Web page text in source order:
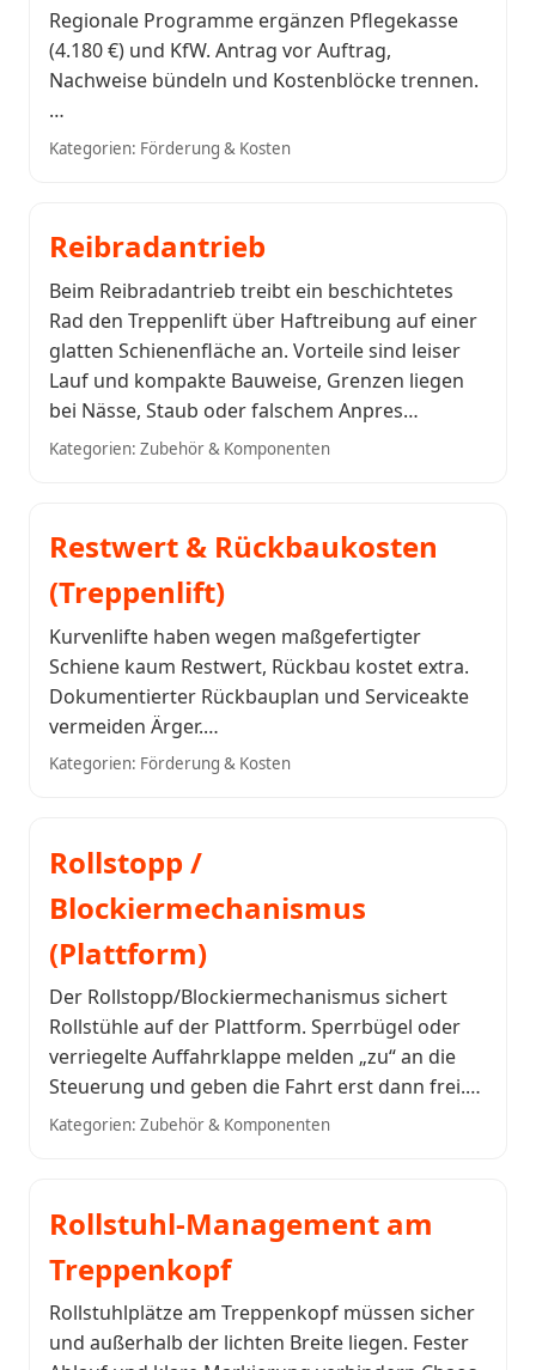
Regionale Programme ergänzen Pflegekasse
(4.180 €) und KfW. Antrag vor Auftrag,
Nachweise bündeln und Kostenblöcke trennen.
…
Kategorien: Förderung & Kosten
Reibradantrieb
Beim Reibradantrieb treibt ein beschichtetes
Rad den Treppenlift über Haftreibung auf einer
glatten Schienenfläche an. Vorteile sind leiser
Lauf und kompakte Bauweise, Grenzen liegen
bei Nässe, Staub oder falschem Anpres…
Kategorien: Zubehör & Komponenten
Restwert & Rückbaukosten
(Treppenlift)
Kurvenlifte haben wegen maßgefertigter
Schiene kaum Restwert, Rückbau kostet extra.
Dokumentierter Rückbauplan und Serviceakte
vermeiden Ärger.…
Kategorien: Förderung & Kosten
Rollstopp /
Blockiermechanismus
(Plattform)
Der Rollstopp/Blockiermechanismus sichert
Rollstühle auf der Plattform. Sperrbügel oder
verriegelte Auffahrklappe melden „zu“ an die
Steuerung und geben die Fahrt erst dann frei.…
Kategorien: Zubehör & Komponenten
Rollstuhl-Management am
Treppenkopf
Rollstuhlplätze am Treppenkopf müssen sicher
und außerhalb der lichten Breite liegen. Fester